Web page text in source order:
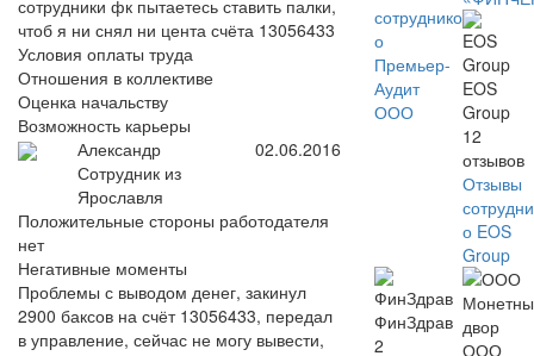
сотрудники фк пытаетесь ставить палки,
чтоб я ни снял ни цента счёта 13056433
Условия оплаты труда
Отношения в коллективе
Оценка начальству
Возможность карьеры
Александр
Сотрудник из
Ярославля
02.06.2016
Положительные стороны работодателя
нет
Негативные моменты
Проблемы с выводом денег, закинул
2900 баксов на счёт 13056433, передал
в управление, сейчас не могу вывести,
сотрудников
о
Премьер-
Аудит
ООО
EOS
Group
12
отзывов
Отзывы
о EOS
Group
ФинЗдрав
2
ООО